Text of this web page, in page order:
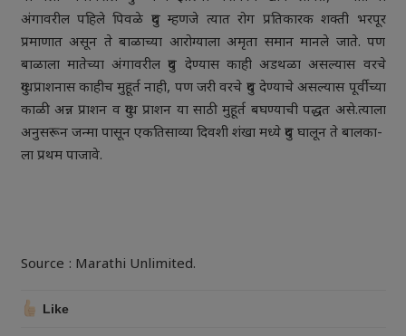
अंगावरील पहिले पिवळे दुध म्हणजे त्यात रोग प्रतिकारक शक्ती भरपूर
प्रमाणात असून ते बाळाच्या आरोग्याला अमृता समान मानले जाते. पण
बाळाला मातेच्या अंगावरील दुध देण्यास काही अडथळा असल्यास वरचे
दुग्धप्राशनास काहीच मुहूर्त नाही, पण जरी वरचे दुध देण्याचे असल्यास पूर्वीच्या
काळी अन्न प्राशन व दुग्ध प्राशन या साठी मुहूर्त बघण्याची पद्धत असे.त्याला
अनुसरून जन्मा पासून एकतिसाव्या दिवशी शंखा मध्ये दुध घालून ते बालका-
ला प्रथम पाजावे.
Source : Marathi Unlimited.
Like